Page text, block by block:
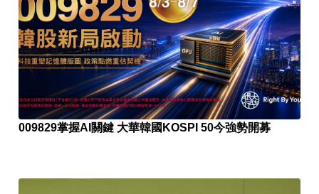
009829掌握AI關鍵 大華韓國KOSPI 50今強勢開募